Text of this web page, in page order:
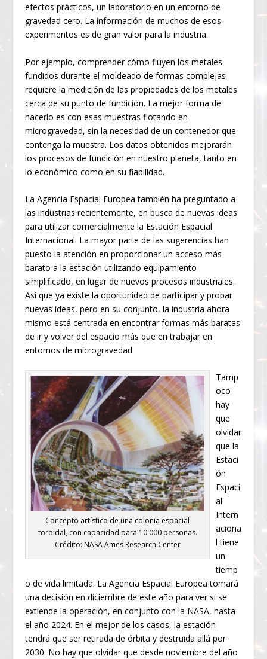
efectos prácticos, un laboratorio en un entorno de
gravedad cero. La información de muchos de esos
experimentos es de gran valor para la industria.
Por ejemplo, comprender cómo fluyen los metales
fundidos durante el moldeado de formas complejas
requiere la medición de las propiedades de los metales
cerca de su punto de fundición. La mejor forma de
hacerlo es con esas muestras flotando en
microgravedad, sin la necesidad de un contenedor que
contenga la muestra. Los datos obtenidos mejorarán
los procesos de fundición en nuestro planeta, tanto en
lo económico como en su fiabilidad.
La Agencia Espacial Europea también ha preguntado a
las industrias recientemente, en busca de nuevas ideas
para utilizar comercialmente la Estación Espacial
Internacional. La mayor parte de las sugerencias han
puesto la atención en proporcionar un acceso más
barato a la estación utilizando equipamiento
simplificado, en lugar de nuevos procesos industriales.
Así que ya existe la oportunidad de participar y probar
nuevas ideas, pero en su conjunto, la industria ahora
mismo está centrada en encontrar formas más baratas
de ir y volver del espacio más que en trabajar en
entornos de microgravedad.
Concepto artístico de una colonia espacial
toroidal, con capacidad para 10.000 personas.
Crédito: NASA Ames Research Center
Tamp
oco
hay
que
olvidar
que la
Estaci
ón
Espaci
al
Intern
aciona
l tiene
un
tiemp
o de vida limitada. La Agencia Espacial Europea tomará
una decisión en diciembre de este año para ver si se
extiende la operación, en conjunto con la NASA, hasta
el año 2024. En el mejor de los casos, la estación
tendrá que ser retirada de órbita y destruida allá por
2030. No hay que olvidar que desde noviembre del año